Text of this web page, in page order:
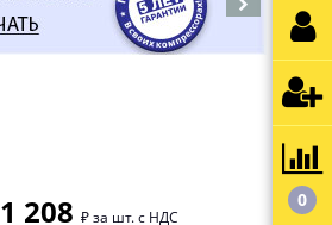
1 208 ₽ за шт. с НДС
0